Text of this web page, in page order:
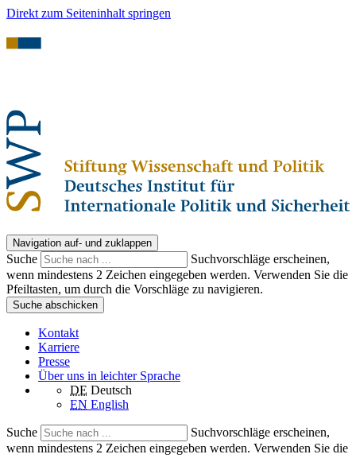
Direkt zum Seiteninhalt springen
Navigation auf- und zuklappen
Suche
Suchvorschläge erscheinen,
wenn mindestens 2 Zeichen eingegeben werden. Verwenden Sie die
Pfeiltasten, um durch die Vorschläge zu navigieren.
Suche abschicken
Kontakt
Karriere
Presse
Über uns in leichter Sprache
DE Deutsch
EN English
Suche
Suchvorschläge erscheinen,
wenn mindestens 2 Zeichen eingegeben werden. Verwenden Sie die